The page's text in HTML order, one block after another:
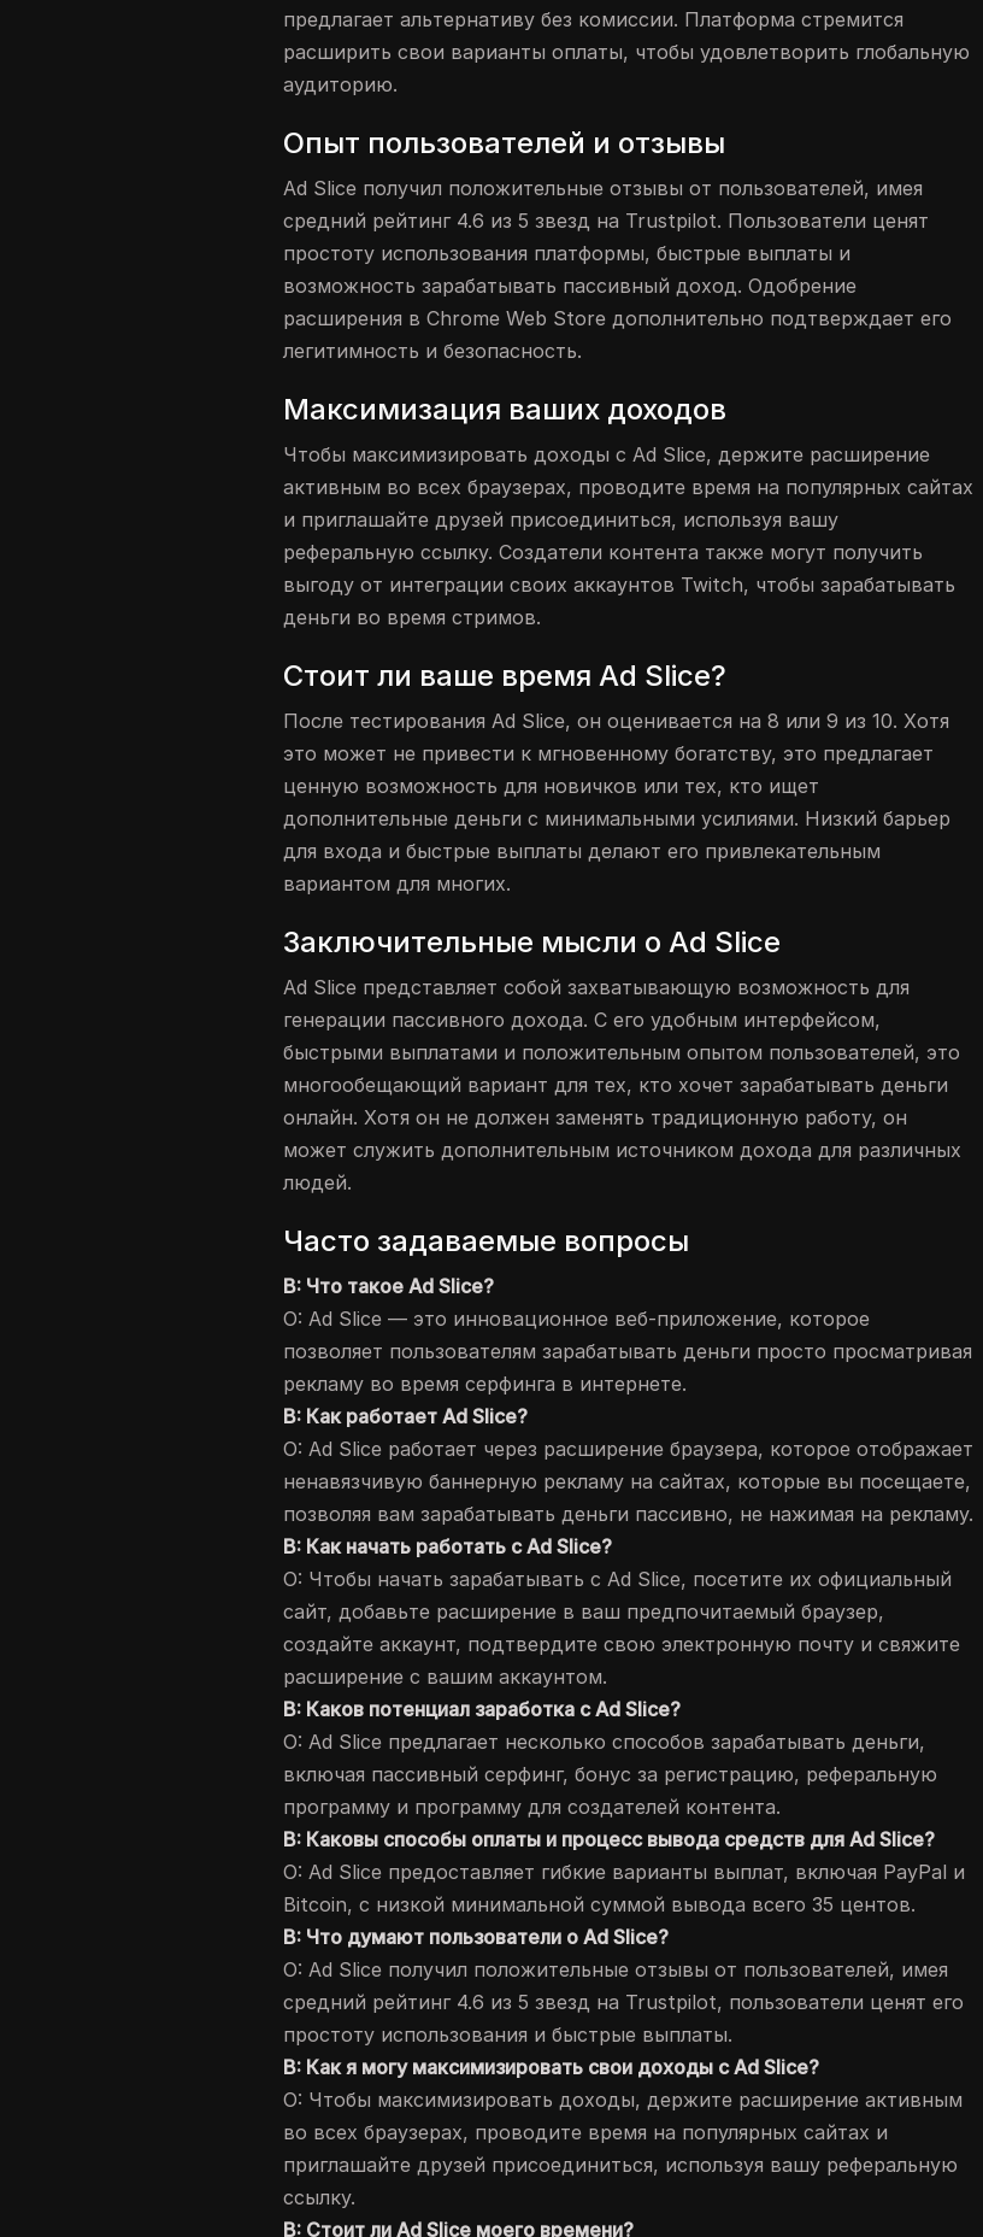
предлагает альтернативу без комиссии. Платформа стремится
расширить свои варианты оплаты, чтобы удовлетворить глобальную
аудиторию.
Опыт пользователей и отзывы
Ad Slice получил положительные отзывы от пользователей, имея
средний рейтинг 4.6 из 5 звезд на Trustpilot. Пользователи ценят
простоту использования платформы, быстрые выплаты и
возможность зарабатывать пассивный доход. Одобрение
расширения в Chrome Web Store дополнительно подтверждает его
легитимность и безопасность.
Максимизация ваших доходов
Чтобы максимизировать доходы с Ad Slice, держите расширение
активным во всех браузерах, проводите время на популярных сайтах
и приглашайте друзей присоединиться, используя вашу
реферальную ссылку. Создатели контента также могут получить
выгоду от интеграции своих аккаунтов Twitch, чтобы зарабатывать
деньги во время стримов.
Стоит ли ваше время Ad Slice?
После тестирования Ad Slice, он оценивается на 8 или 9 из 10. Хотя
это может не привести к мгновенному богатству, это предлагает
ценную возможность для новичков или тех, кто ищет
дополнительные деньги с минимальными усилиями. Низкий барьер
для входа и быстрые выплаты делают его привлекательным
вариантом для многих.
Заключительные мысли о Ad Slice
Ad Slice представляет собой захватывающую возможность для
генерации пассивного дохода. С его удобным интерфейсом,
быстрыми выплатами и положительным опытом пользователей, это
многообещающий вариант для тех, кто хочет зарабатывать деньги
онлайн. Хотя он не должен заменять традиционную работу, он
может служить дополнительным источником дохода для различных
людей.
Часто задаваемые вопросы
В: Что такое Ad Slice?
О: Ad Slice — это инновационное веб-приложение, которое
позволяет пользователям зарабатывать деньги просто просматривая
рекламу во время серфинга в интернете.
В: Как работает Ad Slice?
О: Ad Slice работает через расширение браузера, которое отображает
ненавязчивую баннерную рекламу на сайтах, которые вы посещаете,
позволяя вам зарабатывать деньги пассивно, не нажимая на рекламу.
В: Как начать работать с Ad Slice?
О: Чтобы начать зарабатывать с Ad Slice, посетите их официальный
сайт, добавьте расширение в ваш предпочитаемый браузер,
создайте аккаунт, подтвердите свою электронную почту и свяжите
расширение с вашим аккаунтом.
В: Каков потенциал заработка с Ad Slice?
О: Ad Slice предлагает несколько способов зарабатывать деньги,
включая пассивный серфинг, бонус за регистрацию, реферальную
программу и программу для создателей контента.
В: Каковы способы оплаты и процесс вывода средств для Ad Slice?
О: Ad Slice предоставляет гибкие варианты выплат, включая PayPal и
Bitcoin, с низкой минимальной суммой вывода всего 35 центов.
В: Что думают пользователи о Ad Slice?
О: Ad Slice получил положительные отзывы от пользователей, имея
средний рейтинг 4.6 из 5 звезд на Trustpilot, пользователи ценят его
простоту использования и быстрые выплаты.
В: Как я могу максимизировать свои доходы с Ad Slice?
О: Чтобы максимизировать доходы, держите расширение активным
во всех браузерах, проводите время на популярных сайтах и
приглашайте друзей присоединиться, используя вашу реферальную
ссылку.
В: Стоит ли Ad Slice моего времени?